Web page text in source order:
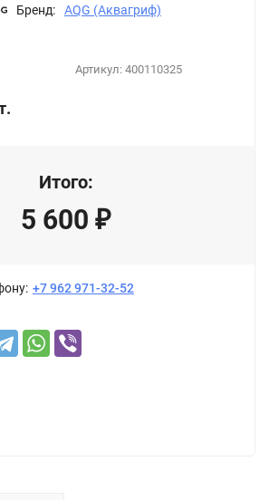
Бренд: AQG (Аквагриф)
Артикул: 400110325
Итого:
5 600 ₽
+7 962 971-32-52